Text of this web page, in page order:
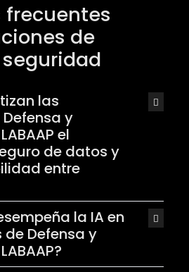
frecuentes
de
las
y
el
de datos y
entre
la IA en
Defensa y